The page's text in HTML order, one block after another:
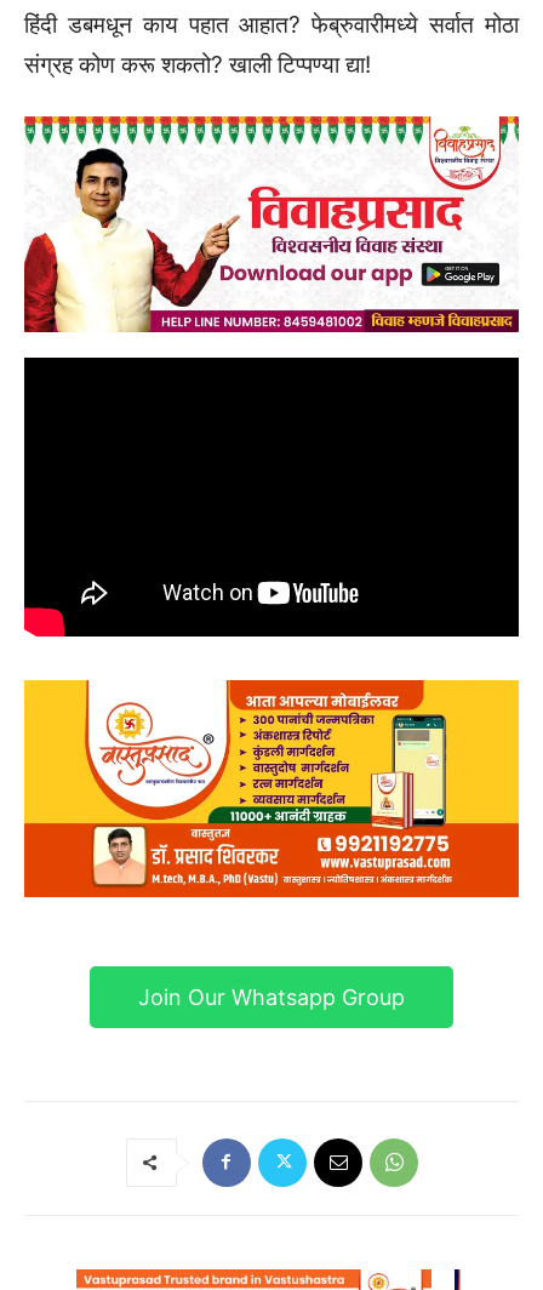
हिंदी डबमधून काय पहात आहात? फेब्रुवारीमध्ये सर्वात मोठा
संग्रह कोण करू शकतो? खाली टिप्पण्या द्या!
Join Our Whatsapp Group